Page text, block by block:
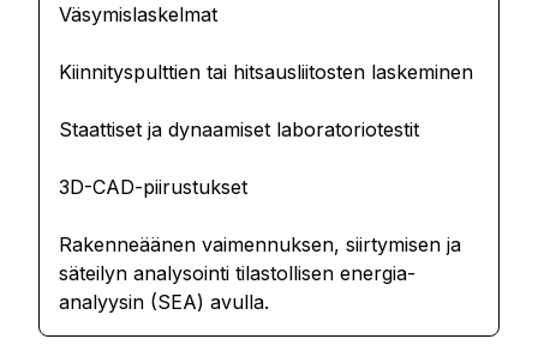
Väsymislaskelmat
Kiinnityspulttien tai hitsausliitosten laskeminen
Staattiset ja dynaamiset laboratoriotestit
3D-CAD-piirustukset
Rakenneäänen vaimennuksen, siirtymisen ja
säteilyn analysointi tilastollisen energia-
analyysin (SEA) avulla.